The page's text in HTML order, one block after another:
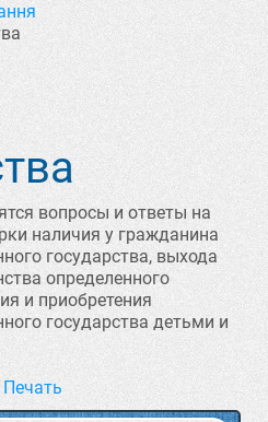
вопросы и ответы на
наличия у гражданина
государства, выхода
определенного
и приобретения
государства детьми и